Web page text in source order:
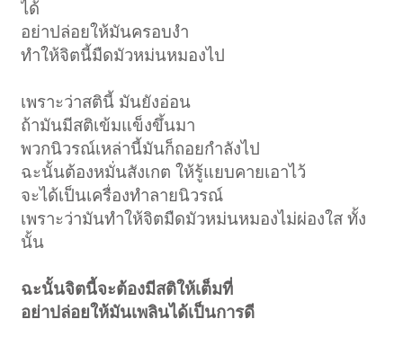
ได้
อย่าปล่อยให้มันครอบงำ
ทำให้จิตนี้มืดมัวหม่นหมองไป
เพราะว่าสตินี้ มันยังอ่อน
ถ้ามันมีสติเข้มแข็งขึ้นมา
พวกนิวรณ์เหล่านี้มันก็ถอยกำลังไป
ฉะนั้นต้องหมั่นสังเกต ให้รู้แยบคายเอาไว้
จะได้เป็นเครื่องทำลายนิวรณ์
เพราะว่ามันทำให้จิตมืดมัวหม่นหมองไม่ผ่องใส ทั้ง
นั้น
ฉะนั้นจิตนี้จะต้องมีสติให้เต็มที่
อย่าปล่อยให้มันเพลินได้เป็นการดี